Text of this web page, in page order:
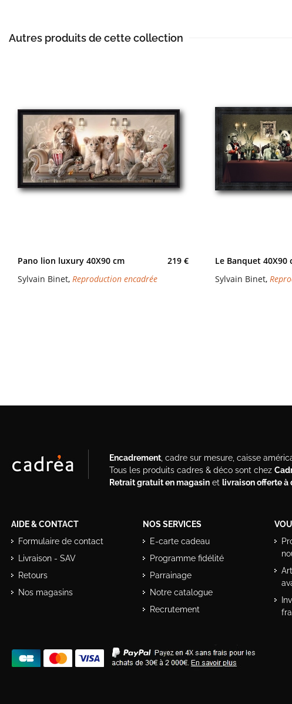
Autres produits de cette collection
Pano lion luxury 40X90 cm
219 €
Sylvain Binet, Reproduction encadrée
Le Banquet 40X90
Sylvain Binet,
Encadrement , cadre sur mesure, caisse
Tous les produits cadres & déco sont chez
Retrait gratuit en magasin et livraison offerte
AIDE & CONTACT
Formulaire de contact
Livraison - SAV
Retours
Nos magasins
NOS SERVICES
E-carte cadeau
Programme fidélité
Parrainage
Notre catalogue
Recrutement